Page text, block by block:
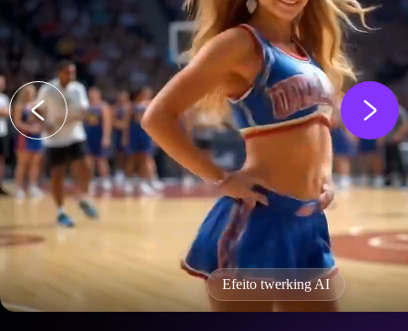
Efeito twerking AI